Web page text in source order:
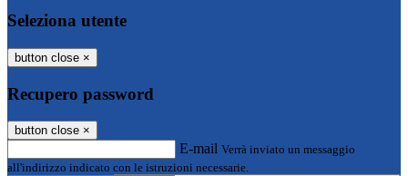
Seleziona utente
button close ×
Recupero password
button close ×
E-mail Verrà inviato un messaggio
all'indirizzo indicato con le istruzioni necessarie.